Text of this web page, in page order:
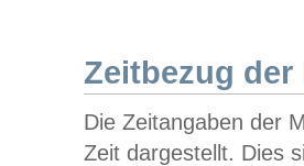
Zeitbezug der
Die Zeitangaben der
Zeit dargestellt. Dies